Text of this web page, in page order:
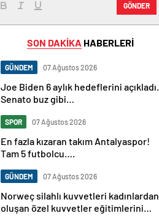
GÖNDER
SON DAKİKA HABERLERİ
GÜNDEM 07 Ağustos 2026
Joe Biden 6 aylık hedeflerini açıkladı.
Senato buz gibi…
SPOR 07 Ağustos 2026
En fazla kızaran takım Antalyaspor!
Tam 5 futbolcu….
GÜNDEM 07 Ağustos 2026
Norweç silahlı kuvvetleri kadınlardan
oluşan özel kuvvetler eğitimlerini